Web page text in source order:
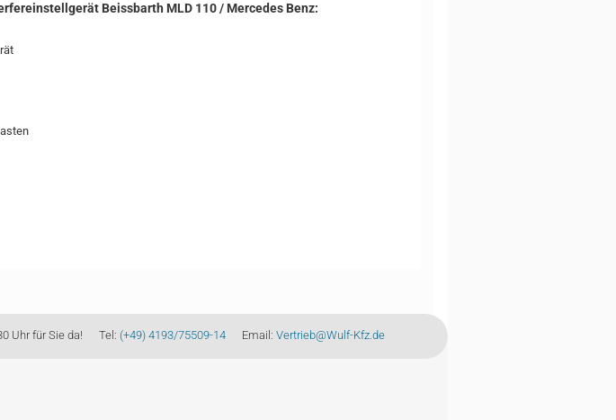
Beissbarth MLD 110 / Mercedes Benz:
Uhr für Sie da! Tel: (+49) 4193/75509-14 Email: Vertrieb@Wulf-Kfz.de